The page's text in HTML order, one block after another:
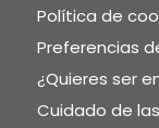
Política de
Preferencias
¿Quieres ser
Cuidado de